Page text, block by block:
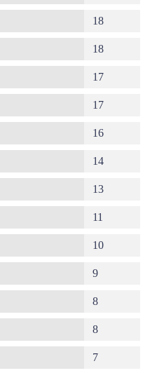
18
18
17
17
16
14
13
11
10
9
8
8
7